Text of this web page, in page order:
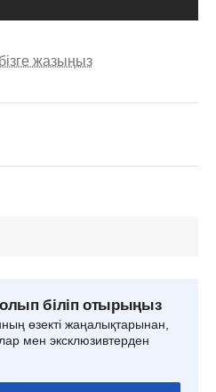
бізге жазыңыз
біліп отырыңыз
өзекті жаңалықтарынан,
мен эксклюзивтерден